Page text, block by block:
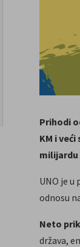
Prihodi
KM i
milijardu
UNO je u
odnosu
Neto
država,